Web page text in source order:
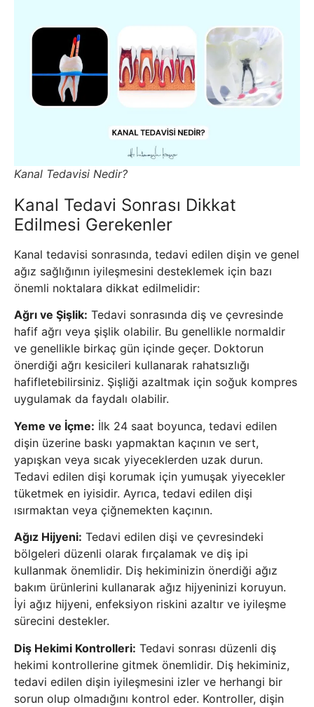
Kanal Tedavisi Nedir?
Kanal Tedavi Sonrası Dikkat
Edilmesi Gerekenler
Kanal tedavisi sonrasında, tedavi edilen dişin ve genel
ağız sağlığının iyileşmesini desteklemek için bazı
önemli noktalara dikkat edilmelidir:
Ağrı ve Şişlik: Tedavi sonrasında diş ve çevresinde
hafif ağrı veya şişlik olabilir. Bu genellikle normaldir
ve genellikle birkaç gün içinde geçer. Doktorun
önerdiği ağrı kesicileri kullanarak rahatsızlığı
hafifletebilirsiniz. Şişliği azaltmak için soğuk kompres
uygulamak da faydalı olabilir.
Yeme ve İçme: İlk 24 saat boyunca, tedavi edilen
dişin üzerine baskı yapmaktan kaçının ve sert,
yapışkan veya sıcak yiyeceklerden uzak durun.
Tedavi edilen dişi korumak için yumuşak yiyecekler
tüketmek en iyisidir. Ayrıca, tedavi edilen dişi
ısırmaktan veya çiğnemekten kaçının.
Ağız Hijyeni: Tedavi edilen dişi ve çevresindeki
bölgeleri düzenli olarak fırçalamak ve diş ipi
kullanmak önemlidir. Diş hekiminizin önerdiği ağız
bakım ürünlerini kullanarak ağız hijyeninizi koruyun.
İyi ağız hijyeni, enfeksiyon riskini azaltır ve iyileşme
sürecini destekler.
Diş Hekimi Kontrolleri: Tedavi sonrası düzenli diş
hekimi kontrollerine gitmek önemlidir. Diş hekiminiz,
tedavi edilen dişin iyileşmesini izler ve herhangi bir
sorun olup olmadığını kontrol eder. Kontroller, dişin